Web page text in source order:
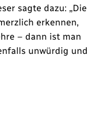
sagte dazu: „Die
erkennen,
– dann ist man
unwürdig und